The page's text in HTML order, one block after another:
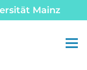
Mainz